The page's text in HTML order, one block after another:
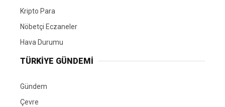
Kripto Para
Nöbetçi Eczaneler
Hava Durumu
TÜRKIYE GÜNDEMI
Gündem
Çevre